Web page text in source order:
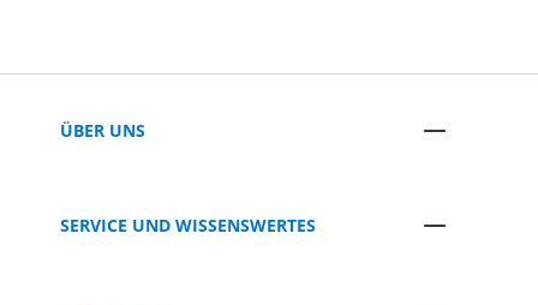
ÜBER UNS
SERVICE UND WISSENSWERTES